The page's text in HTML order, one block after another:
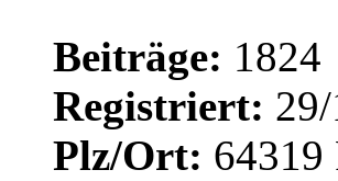
Beiträge: 1824
Registriert:
Plz/Ort: 64319